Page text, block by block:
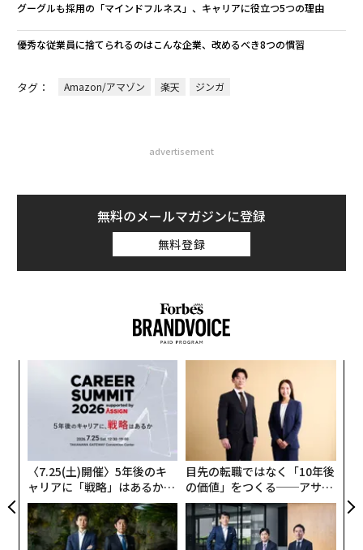
グーグルも採用の「マインドフルネス」、キャリアに役立つ5つの理由
優秀な従業員に捨てられるのはこんな企業、改めるべき8つの慣習
タグ： Amazon/アマゾン 楽天 ジンガ
advertisement
無料のメールマガジンに登録
無料登録
〈7.25(土)開催〉5年後のキ
ャリアに「戦略」はあるか。
トップエグゼクティブのキャ
リアに触れる1日│CAREER S
UMMIT 2026
目先の転職ではなく「10年後
の価値」をつくる──アサイ
ンの長期伴走型支援とは